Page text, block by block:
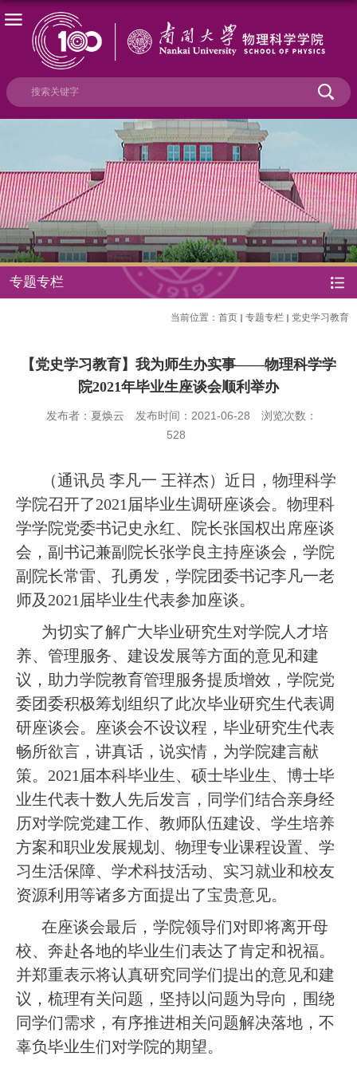
专题专栏
当前位置： 首页 专题专栏 党史学习教育
【党史学习教育】我为师生办实事——物理科学学
院2021年毕业生座谈会顺利举办
发布者：夏焕云 发布时间：2021-06-28
浏览次数：
528
（通讯员 李凡一 王祥杰） 近日
，物理科学
学院召开了2021届毕业生调研座谈会。物理科
学学院党委书记史永红、院长张国权出席座谈
会，副书记兼副院长张学良主持座谈会，学院
副院长常雷、孔勇发，学院团委书记李凡一老
师及2021届毕业生代表参加座谈。
为切实了解广大毕业研究生对学院人才培
养、管理服务、建设发展等方面的意见和建
议，助力学院教育管理服务提质增效，学院党
委团委积极筹划组织了此次毕业研究生代表调
研座谈会。座谈会不设议程，毕业研究生代表
畅所欲言，讲真话，说实情，为学院建言献
策。 2021届本科毕业生、硕士毕业生、博士毕
业生代表十数人先后发言，同学们结合亲身经
历对学院党建工作、教师队伍建设、学生培养
方案和职业发展规划、物理专业课程设置、学
习生活保障、学术科技活动、实习就业和校友
资源利用等诸多方面提出了宝贵意见。
在座谈会最后，学院领导们对即将离开母
校、奔赴各地的毕业生们表达了肯定和祝福。
并郑重表示将认真研究同学们提出的意见和建
议，梳理有关问题，坚持以问题为导向，围绕
同学们需求，有序推进相关问题解决落地，不
辜负毕业生们对学院的期望。